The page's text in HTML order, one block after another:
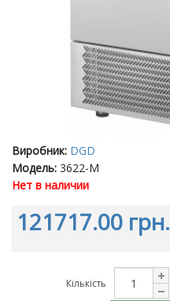
Виробник: DGD
Модель: 3622-M
Нет в наличии
121717.00 грн.
Кількість